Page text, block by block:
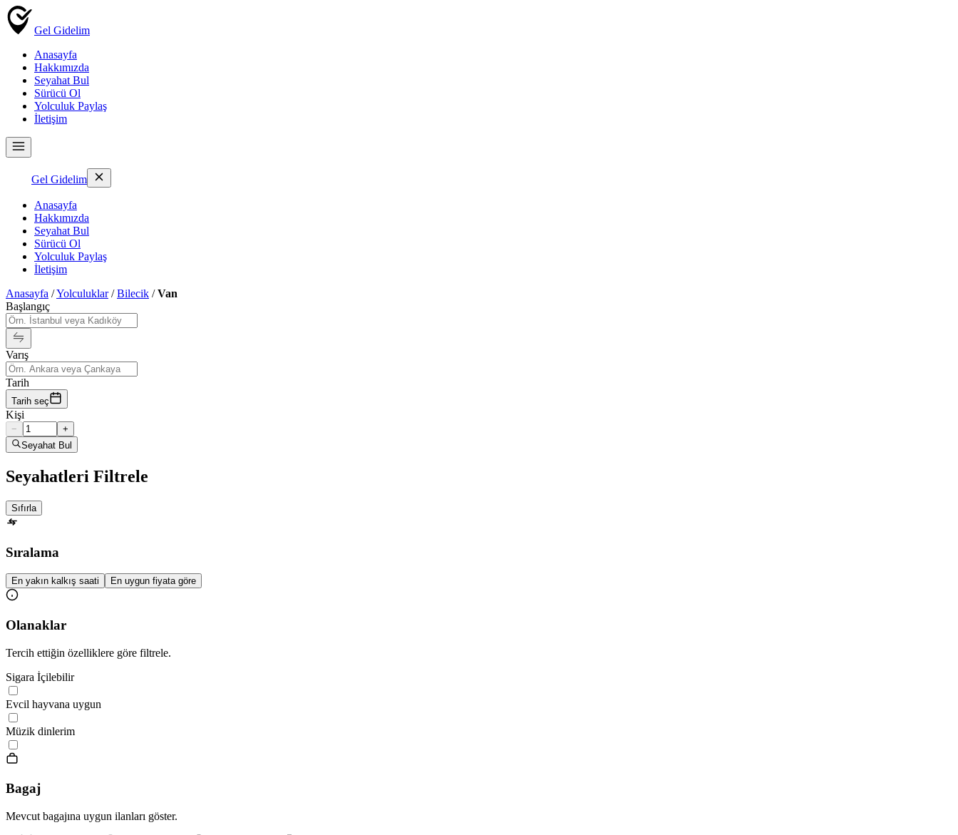
Gel Gidelim
Anasayfa
Hakkımızda
Seyahat Bul
Sürücü Ol
Yolculuk Paylaş
İletişim
Gel Gidelim
Anasayfa
Hakkımızda
Seyahat Bul
Sürücü Ol
Yolculuk Paylaş
İletişim
Anasayfa /Yolculuklar/Bilecik /Van
Başlangıç
Varış
Tarih
Tarih seç
Kişi
−
+
Seyahat Bul
Seyahatleri Filtrele
Sıfırla
Sıralama
En yakın kalkış saati En uygun fiyata göre
Olanaklar
Tercih ettiğin özelliklere göre filtrele.
Sigara İçilebilir
Evcil hayvana uygun
Müzik dinlerim
Bagaj
Mevcut bagajına uygun ilanları göster.